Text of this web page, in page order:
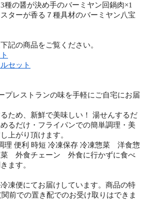
種の醤が決め手のバーミヤン回鍋肉×1
ターが香る７種具材のバーミヤン八宝
記の商品をご覧ください。
セット
プレストランの味を手軽にご自宅にお届
ため、新鮮で美味しい！ 湯せんするだ
るだけ・フライパンでの簡単調理・美
上がり頂けます。
理 便利 時短 冷凍保存 冷凍惣菜 洋食惣
外食チェーン 外食に行かずに食べ
ます。
凍便にてお届けしています。商品の特
前での置き配でのお受け取りはできま